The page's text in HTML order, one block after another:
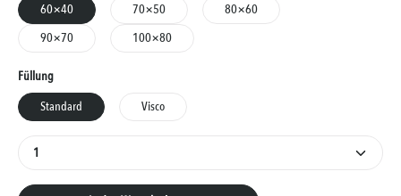
60×40
70×50
80×60
90×70
100×80
FüllungAuswählen
Standard
Visco
Produkt Anzahl: Gib den gewünschten Wert ein